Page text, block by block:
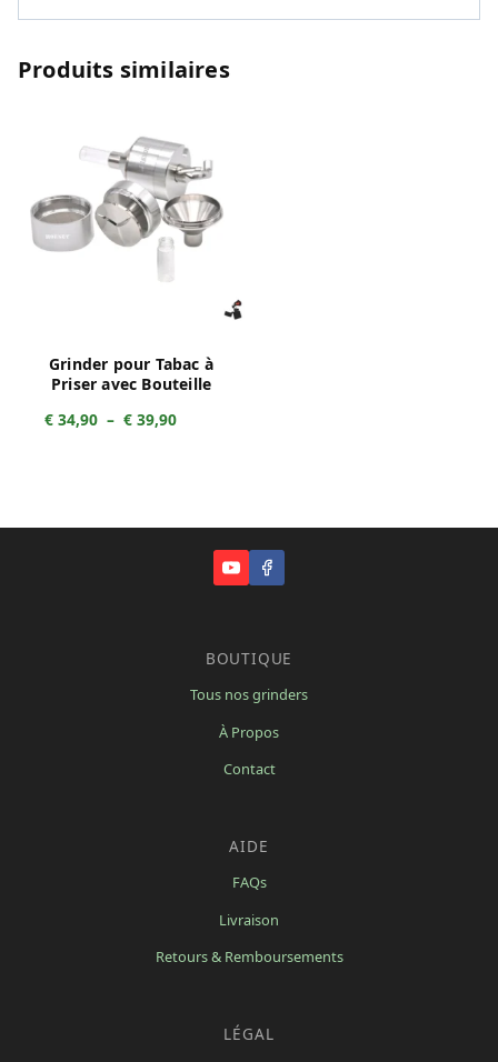
Produits similaires
Grinder pour Tabac à
Priser avec Bouteille
€ 34,90 – € 39,90Plage
BOUTIQUE
Tous nos grinders
À Propos
Contact
AIDE
FAQs
Livraison
Retours & Remboursements
LÉGAL